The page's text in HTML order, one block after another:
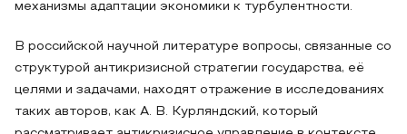
механизмы адаптации экономики к турбулентности.
В российской научной литературе вопросы, связанные со
структурой антикризисной стратегии государства, её
целями и задачами, находят отражение в исследованиях
таких авторов, как А. В. Курляндский, который